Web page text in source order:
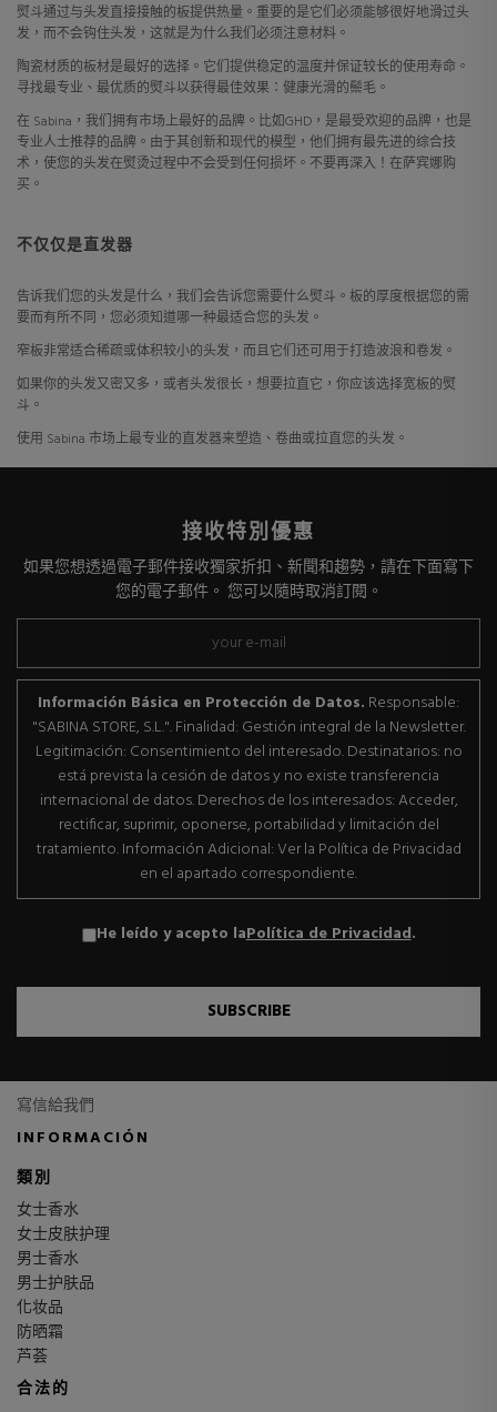
熨斗通过与头发直接接触的板提供热量。重要的是它们必须能够很好地滑过头
发，而不会钩住头发，这就是为什么我们必须注意材料。
陶瓷材质的板材是最好的选择。它们提供稳定的温度并保证较长的使用寿命。
寻找最专业、最优质的熨斗以获得最佳效果：健康光滑的鬃毛。
在 Sabina，我们拥有市场上最好的品牌。比如GHD，是最受欢迎的品牌，也是
专业人士推荐的品牌。由于其创新和现代的模型，他们拥有最先进的综合技
术，使您的头发在熨烫过程中不会受到任何损坏。不要再深入！在萨宾娜购
买。
不仅仅是直发器
告诉我们您的头发是什么，我们会告诉您需要什么熨斗。板的厚度根据您的需
要而有所不同，您必须知道哪一种最适合您的头发。
窄板非常适合稀疏或体积较小的头发，而且它们还可用于打造波浪和卷发。
如果你的头发又密又多，或者头发很长，想要拉直它，你应该选择宽板的熨
斗。
使用 Sabina 市场上最专业的直发器来塑造、卷曲或拉直您的头发。
接收特別優惠
如果您想透過電子郵件接收獨家折扣、新聞和趨勢，請在下面寫下
您的電子郵件。 您可以隨時取消訂閱。
Información Básica en Protección de Datos. Responsable:
"SABINA STORE, S.L.". Finalidad: Gestión integral de la Newsletter.
Legitimación: Consentimiento del interesado. Destinatarios: no
está prevista la cesión de datos y no existe transferencia
internacional de datos. Derechos de los interesados: Acceder,
rectificar, suprimir, oponerse, portabilidad y limitación del
tratamiento. Información Adicional: Ver la Política de Privacidad
en el apartado correspondiente.
He leído y acepto laPolítica de Privacidad.
SUBSCRIBE
寫信給我們
INFORMACIÓN
類別
女士香水
女士皮肤护理
男士香水
男士护肤品
化妆品
防晒霜
芦荟
合法的